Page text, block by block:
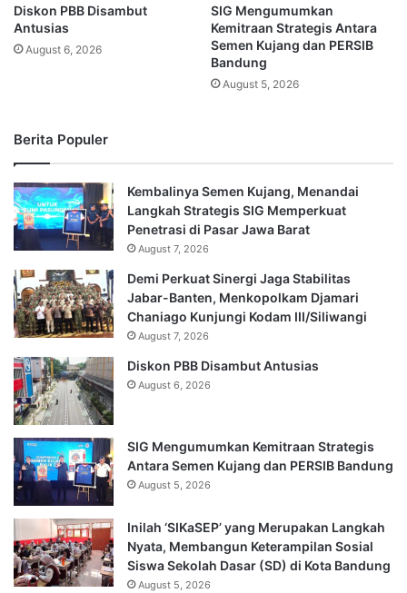
Diskon PBB Disambut
Antusias
August 6, 2026
SIG Mengumumkan
Kemitraan Strategis Antara
Semen Kujang dan PERSIB
Bandung
August 5, 2026
Berita Populer
Kembalinya Semen Kujang, Menandai
Langkah Strategis SIG Memperkuat
Penetrasi di Pasar Jawa Barat
August 7, 2026
Demi Perkuat Sinergi Jaga Stabilitas
Jabar-Banten, Menkopolkam Djamari
Chaniago Kunjungi Kodam III/Siliwangi
August 7, 2026
Diskon PBB Disambut Antusias
August 6, 2026
SIG Mengumumkan Kemitraan Strategis
Antara Semen Kujang dan PERSIB Bandung
August 5, 2026
Inilah ‘SIKaSEP’ yang Merupakan Langkah
Nyata, Membangun Keterampilan Sosial
Siswa Sekolah Dasar (SD) di Kota Bandung
August 5, 2026